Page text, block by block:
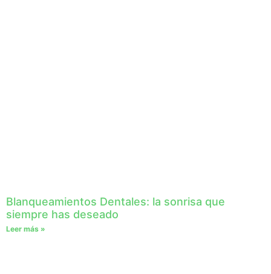
Blanqueamientos Dentales: la sonrisa que
siempre has deseado
Leer más »